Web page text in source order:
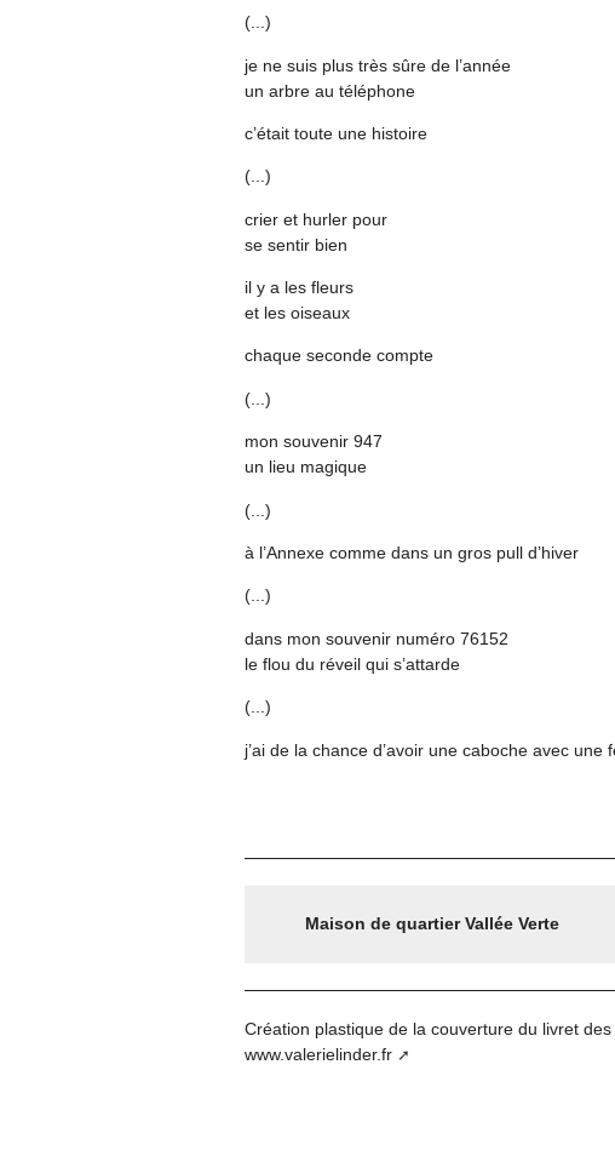
(...)
je ne suis plus très sûre de l’année
un arbre au téléphone
c’était toute une histoire
(...)
crier et hurler pour
se sentir bien
il y a les fleurs
et les oiseaux
chaque seconde compte
(...)
mon souvenir 947
un lieu magique
(...)
à l’Annexe comme dans un gros pull d’hiver
(...)
dans mon souvenir numéro 76152
le flou du réveil qui s’attarde
(...)
j’ai de la chance d’avoir une caboche avec une
Maison de quartier Vallée Verte
Création plastique de la couverture du livret
www.valerielinder.fr